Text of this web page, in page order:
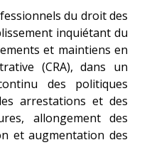
du droit des
inquiétant du
et maintiens en
(CRA), dans un
des politiques
arrestations et des
allongement des
et augmentation des